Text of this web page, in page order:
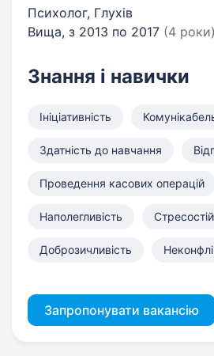
Психолог, Глухів
Вища, з 2013 по 2017 (4 роки)
Знання і навички
Ініціативність
Здатність до навчання
Проведення касових операцій
Наполегливість
Доброзичливість
Запропонувати вакансію